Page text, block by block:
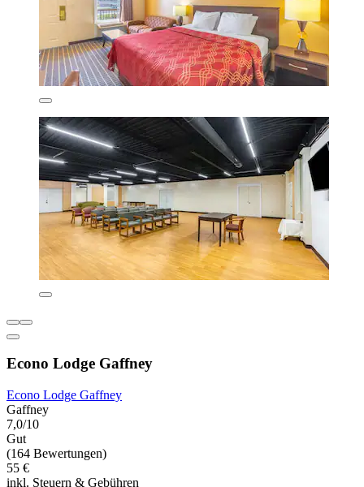
Econo Lodge Gaffney
Econo Lodge Gaffney
Gaffney
7,0/10
Gut
(164 Bewertungen)
55 €
inkl. Steuern & Gebühren